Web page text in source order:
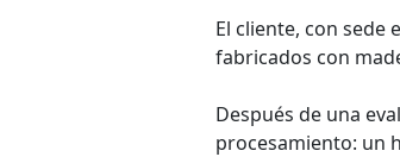
El cliente, con
fabricados con
Después de una
procesamiento: un